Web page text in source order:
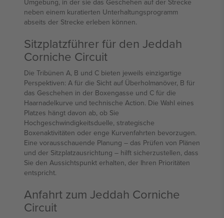
Umgebung, in der sie das Geschehen auf der Strecke
neben einem kuratierten Unterhaltungsprogramm
abseits der Strecke erleben können.
Sitzplatzführer für den Jeddah
Corniche Circuit
Die Tribünen A, B und C bieten jeweils einzigartige
Perspektiven: A für die Sicht auf Überholmanöver, B für
das Geschehen in der Boxengasse und C für die
Haarnadelkurve und technische Action. Die Wahl eines
Platzes hängt davon ab, ob Sie
Hochgeschwindigkeitsduelle, strategische
Boxenaktivitäten oder enge Kurvenfahrten bevorzugen.
Eine vorausschauende Planung – das Prüfen von Plänen
und der Sitzplatzausrichtung – hilft sicherzustellen, dass
Sie den Aussichtspunkt erhalten, der Ihren Prioritäten
entspricht.
Anfahrt zum Jeddah Corniche
Circuit